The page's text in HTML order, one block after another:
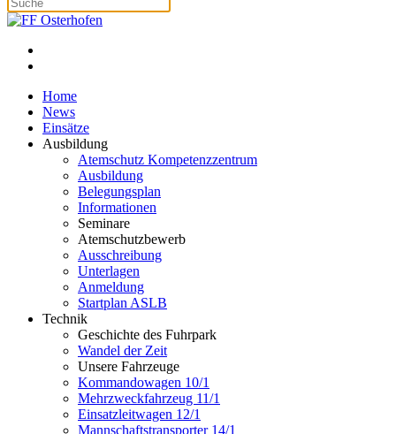
Home
News
Einsätze
Ausbildung
Atemschutz Kompetenzzentrum
Ausbildung
Belegungsplan
Informationen
Seminare
Atemschutzbewerb
Ausschreibung
Unterlagen
Anmeldung
Startplan ASLB
Technik
Geschichte des Fuhrpark
Wandel der Zeit
Unsere Fahrzeuge
Kommandowagen 10/1
Mehrzweckfahrzeug 11/1
Einsatzleitwagen 12/1
Mannschaftstransporter 14/1